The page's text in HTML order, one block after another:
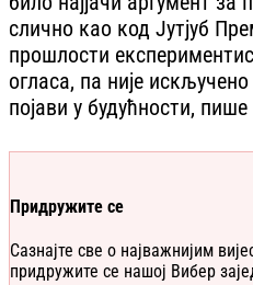
слично као код Јутјуб
прошлости
огласа, па није
појави у будућности,
Придружите се
Сазнајте све о најважнијим
придружите се нашој Вибер